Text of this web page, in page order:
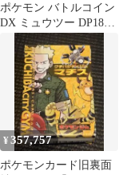
ポケモン バトルコイン
DX ミュウツー DP185
TOMY 金属メダル 当時
¥357,757
ポケモンカード旧裏面